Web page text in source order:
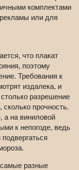
комплектами
или для
что плакат
поэтому
Требования к
издалека, и
разрешение
прочность.
а на виниловой
к непогоде, ведь
разные